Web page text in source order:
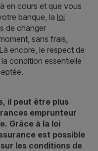
en cours et que vous
banque, la loi
de changer
sans frais,
encore, le respect de
condition essentielle
il peut être plus
emprunteur
Grâce à la loi
est possible
les conditions de